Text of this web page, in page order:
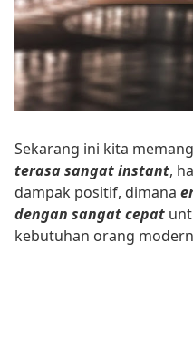
Sekarang ini kita
terasa sangat instant,
dampak positif, dimana
dengan sangat cepat
kebutuhan orang